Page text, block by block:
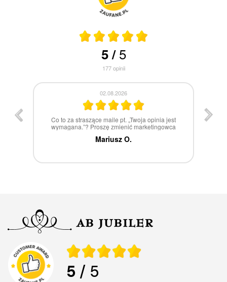
5/5
177opinii
30.07.2026
W 100% polecam
Marcin Z.
5 / 5